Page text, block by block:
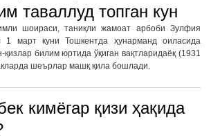
таваллуд топган кун
шоираси, таниқли жамоат арбоби Зулфия
1 март куни Тошкентда ҳунарманд оиласида
қизлар билим юртида ўқиган вақтларидаёқ (1931
шеърлар машқ қила бошлади.
кимёгар қизи ҳақида